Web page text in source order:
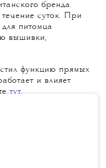
бренда.
суток. При
питомца
вышивки,
функцию прямых
и влияет
тут.